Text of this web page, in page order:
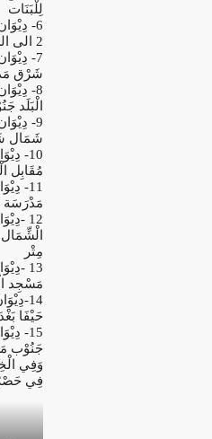
لِلْبَنَات
6-
2 الى الشمال كلية نسيبة 500 م
7-
شَرْق
8-
الْبَلَد
9-
شَمَال
10-
مُقَابِل
مَدْرَسَة
مِتْر
مَسْجِد
حَيْفَا
15-
جَنُوْب
وَفِي
فِي